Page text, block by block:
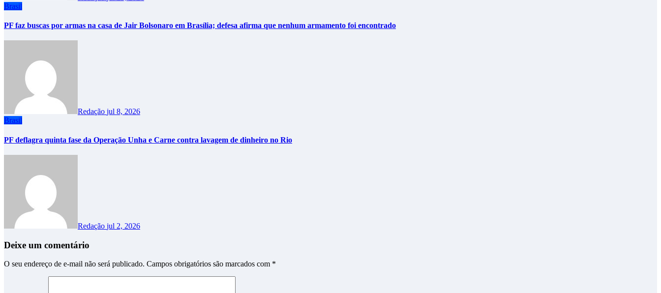
Brasil
PF faz buscas por armas na casa de Jair Bolsonaro em Brasília; defesa afirma que nenhum armamento foi encontrado
Redação jul 8, 2026
Brasil
PF deflagra quinta fase da Operação Unha e Carne contra lavagem de dinheiro no Rio
Redação jul 2, 2026
Deixe um comentário
O seu endereço de e-mail não será publicado. Campos obrigatórios são marcados com *